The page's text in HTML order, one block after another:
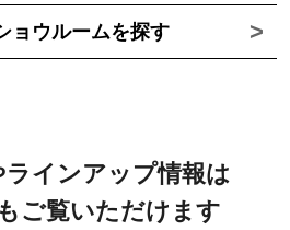
ョウルームを探す
インアップ情報は
ご覧いただけます